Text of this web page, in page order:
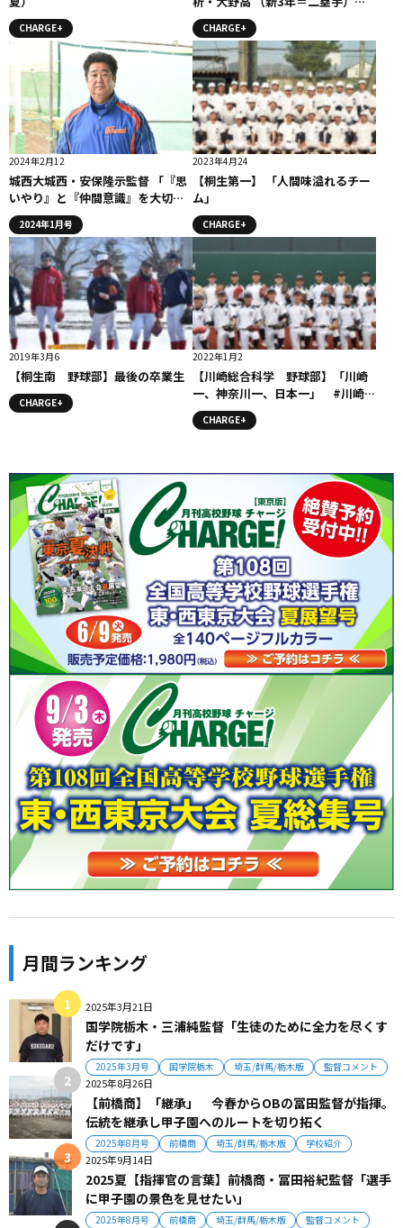
CHARGE+
将』コラム #明学東村山
CHARGE+
2024年2月12
城西大城西・安保隆示監督 「『思
いやり』と『仲間意識』を大切
に」
2024年1月号
2023年4月24
【桐生第一】 「人間味溢れるチー
ム」
CHARGE+
2019年3月6
【桐生南 野球部】最後の卒業生
CHARGE+
2022年1月2
【川崎総合科学 野球部】「川崎
一、神奈川一、日本一」 #川崎総
合科学
CHARGE+
月間ランキング
2025年3月21日
国学院栃木・三浦純監督「生徒のために全力を尽くす
だけです」
2025年3月号 国学院栃木 埼玉/群馬/栃木版 監督コメント
2025年8月26日
【前橋商】「継承」 今春からOBの冨田監督が指揮。
伝統を継承し甲子園へのルートを切り拓く
2025年8月号 前橋商 埼玉/群馬/栃木版 学校紹介
2025年9月14日
2025夏【指揮官の言葉】前橋商・冨田裕紀監督「選手
に甲子園の景色を見せたい」
2025年8月号 前橋商 埼玉/群馬/栃木版 監督コメント